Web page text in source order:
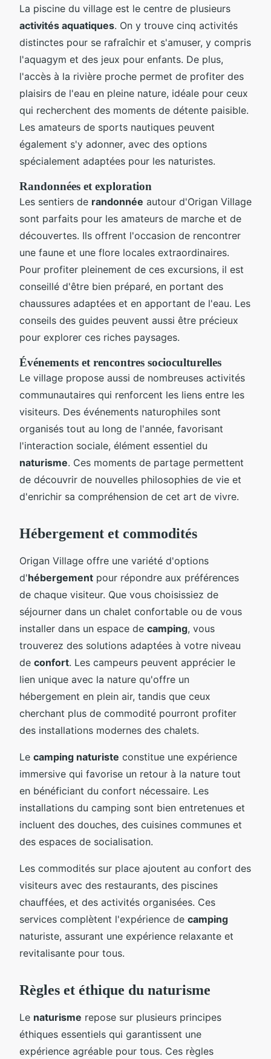
La piscine du village est le centre de plusieurs
activités aquatiques. On y trouve cinq activités
distinctes pour se rafraîchir et s'amuser, y compris
l'aquagym et des jeux pour enfants. De plus,
l'accès à la rivière proche permet de profiter des
plaisirs de l'eau en pleine nature, idéale pour ceux
qui recherchent des moments de détente paisible.
Les amateurs de sports nautiques peuvent
également s'y adonner, avec des options
spécialement adaptées pour les naturistes.
Randonnées et exploration
Les sentiers de randonnée autour d'Origan Village
sont parfaits pour les amateurs de marche et de
découvertes. Ils offrent l'occasion de rencontrer
une faune et une flore locales extraordinaires.
Pour profiter pleinement de ces excursions, il est
conseillé d'être bien préparé, en portant des
chaussures adaptées et en apportant de l'eau. Les
conseils des guides peuvent aussi être précieux
pour explorer ces riches paysages.
Événements et rencontres socioculturelles
Le village propose aussi de nombreuses activités
communautaires qui renforcent les liens entre les
visiteurs. Des événements naturophiles sont
organisés tout au long de l'année, favorisant
l'interaction sociale, élément essentiel du
naturisme. Ces moments de partage permettent
de découvrir de nouvelles philosophies de vie et
d'enrichir sa compréhension de cet art de vivre.
Hébergement et commodités
Origan Village offre une variété d'options
d'hébergement pour répondre aux préférences
de chaque visiteur. Que vous choisissiez de
séjourner dans un chalet confortable ou de vous
installer dans un espace de camping, vous
trouverez des solutions adaptées à votre niveau
de confort. Les campeurs peuvent apprécier le
lien unique avec la nature qu'offre un
hébergement en plein air, tandis que ceux
cherchant plus de commodité pourront profiter
des installations modernes des chalets.
Le camping naturiste constitue une expérience
immersive qui favorise un retour à la nature tout
en bénéficiant du confort nécessaire. Les
installations du camping sont bien entretenues et
incluent des douches, des cuisines communes et
des espaces de socialisation.
Les commodités sur place ajoutent au confort des
visiteurs avec des restaurants, des piscines
chauffées, et des activités organisées. Ces
services complètent l'expérience de camping
naturiste, assurant une expérience relaxante et
revitalisante pour tous.
Règles et éthique du naturisme
Le naturisme repose sur plusieurs principes
éthiques essentiels qui garantissent une
expérience agréable pour tous. Ces règles